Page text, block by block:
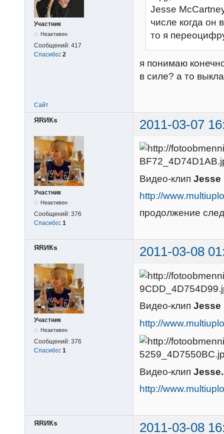
Участник
Неактивен
Сообщений: 417
Спасибо: 2
Jesse
числе когда он
то я
я понимаю
в силе? а то
Сайт
ЯRИКs 2011-03-07
Участник
Неактивен
Сообщений: 376
Спасибо: 1
Видео-клип Jesse
http://
продолжение
ЯRИКs 2011-03-08
Участник
Неактивен
Сообщений: 376
Спасибо: 1
Видео-клип Jesse
http://
Видео-клип
http://
ЯRИКs 2011-03-08